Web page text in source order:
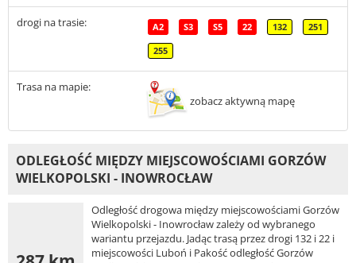
drogi na trasie: A2 S3 S5 22 132 251
255
Trasa na mapie:
zobacz aktywną mapę
ODLEGŁOŚĆ MIĘDZY MIEJSCOWOŚCIAMI GORZÓW
WIELKOPOLSKI - INOWROCŁAW
Odległość drogowa między miejscowościami Gorzów
Wielkopolski - Inowrocław zależy od wybranego
wariantu przejazdu. Jadąc trasą przez drogi 132 i 22 i
miejscowości Luboń i Pakość odległość Gorzów